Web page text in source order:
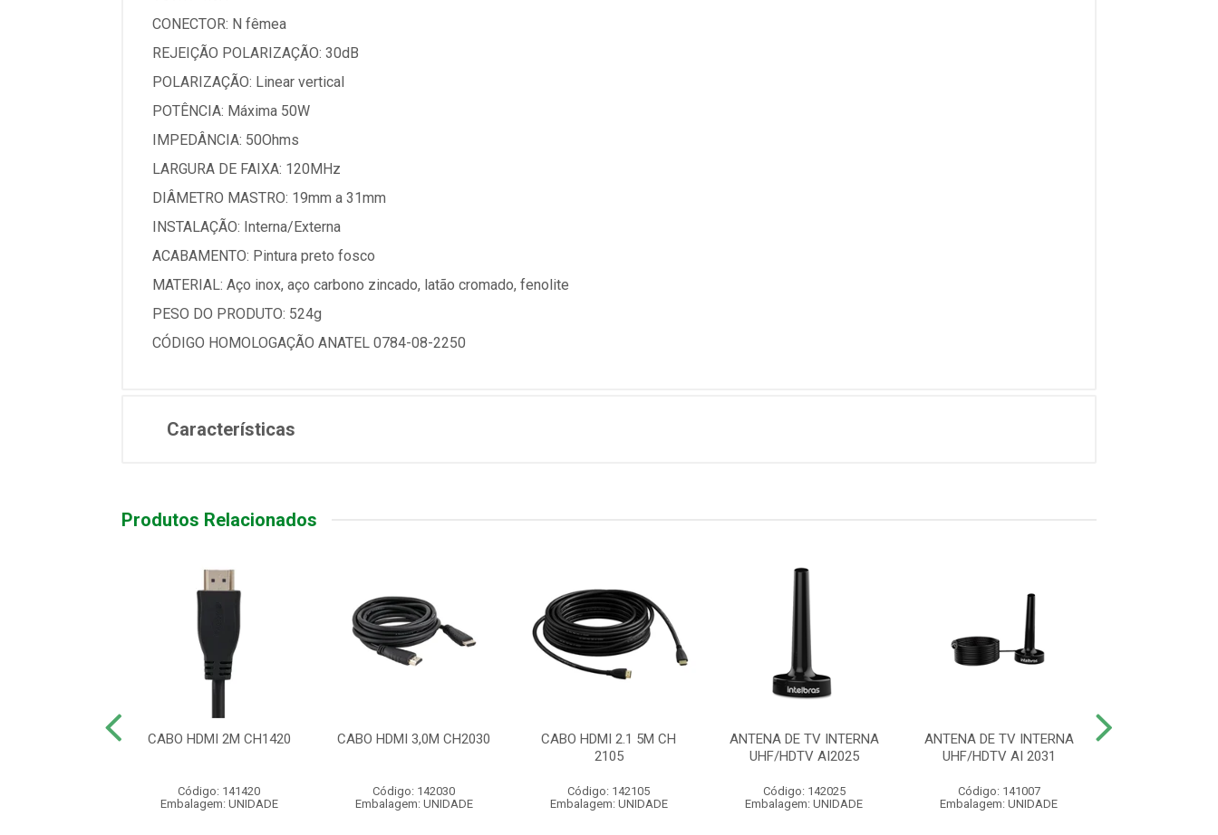
CONECTOR: N fêmea
REJEIÇÃO POLARIZAÇÃO: 30dB
POLARIZAÇÃO: Linear vertical
POTÊNCIA: Máxima 50W
IMPEDÂNCIA: 50Ohms
LARGURA DE FAIXA: 120MHz
DIÂMETRO MASTRO: 19mm a 31mm
INSTALAÇÃO: Interna/Externa
ACABAMENTO: Pintura preto fosco
MATERIAL: Aço inox, aço carbono zincado, latão cromado, fenolite
PESO DO PRODUTO: 524g
CÓDIGO HOMOLOGAÇÃO ANATEL 0784-08-2250
Características
Produtos Relacionados
CABO HDMI 2M CH1420
Código: 141420
Embalagem: UNIDADE
CABO HDMI 3,0M CH2030
Código: 142030
Embalagem: UNIDADE
CABO HDMI 2.1 5M CH
2105
Código: 142105
Embalagem: UNIDADE
ANTENA DE TV INTERNA
UHF/HDTV AI2025
Código: 142025
Embalagem: UNIDADE
ANTENA DE TV INTERNA
UHF/HDTV AI 2031
Código: 141007
Embalagem: UNIDADE